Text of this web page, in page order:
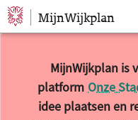
Sla navigatie over
MijnWijkplan
MijnWijkplan is
platform Onze
idee plaatsen en